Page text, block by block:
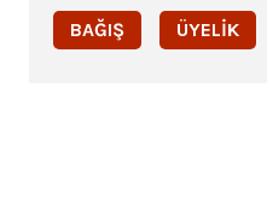
BAĞIŞ ÜYELIK